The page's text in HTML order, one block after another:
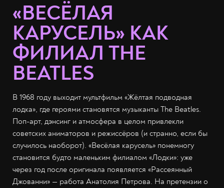
«ВЕСЁЛАЯ
КАРУСЕЛЬ» КАК
ФИЛИАЛ THE
BEATLES
В 1968 году выходит мультфильм «Жёлтая подводная
лодка», где героями становятся музыканты The Beatles.
Поп-арт, дэнсинг и атмосфера в целом привлекли
советских аниматоров и режиссёров (и странно, если бы
случилось наоборот). «Весёлая карусель» понемногу
становится будто маленьким филиалом «Лодки»: уже
через год после оригинала появляется «Рассеянный
Джованни» — работа Анатолия Петрова. На претензии о